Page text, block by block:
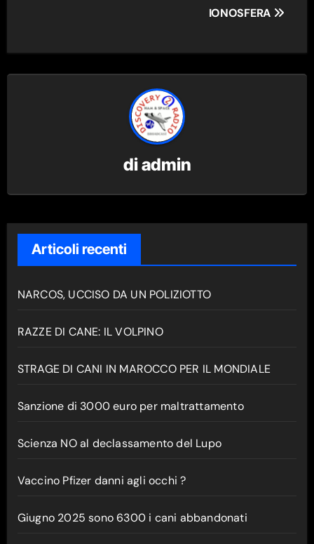
IONOSFERA
diadmin
Articoli recenti
NARCOS, UCCISO DA UN POLIZIOTTO
RAZZE DI CANE: IL VOLPINO
STRAGE DI CANI IN MAROCCO PER IL MONDIALE
Sanzione di 3000 euro per maltrattamento
Scienza NO al declassamento del Lupo
Vaccino Pfizer danni agli occhi ?
Giugno 2025 sono 6300 i cani abbandonati